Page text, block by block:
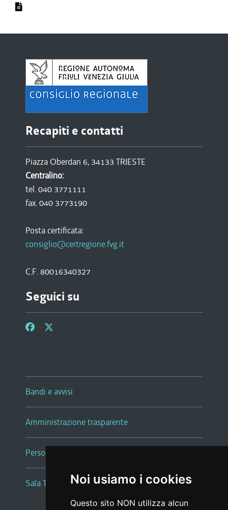
Noi usiamo i cookies
Questo sito NON utilizza alcun
Recapiti e contatti
Piazza Oberdan 6, 34133 TRIESTE
Centralino:
tel. 040 3771111
fax. 040 3773190
Posta certificata:
consiglio@certregione.fvg.it
C.F. 80016340327
Seguici su
Bandi e avvisi
Amministrazione trasparente
Persone e Uffici
Sala Tiziano Tessitori